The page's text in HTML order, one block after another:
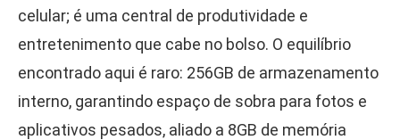
celular; é uma central de produtividade e
entretenimento que cabe no bolso. O equilíbrio
encontrado aqui é raro: 256GB de armazenamento
interno, garantindo espaço de sobra para fotos e
aplicativos pesados, aliado a 8GB de memória